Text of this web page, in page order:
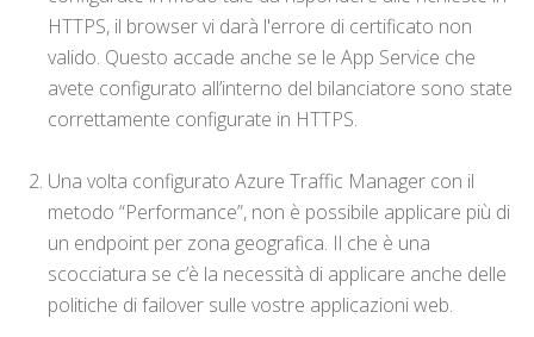
HTTPS, il browser vi darà l'errore di certificato non
valido. Questo accade anche se le App Service che
avete configurato all’interno del bilanciatore sono state
correttamente configurate in HTTPS.
Una volta configurato Azure Traffic Manager con il
metodo “Performance”, non è possibile applicare più di
un endpoint per zona geografica. Il che è una
scocciatura se c’è la necessità di applicare anche delle
politiche di failover sulle vostre applicazioni web.